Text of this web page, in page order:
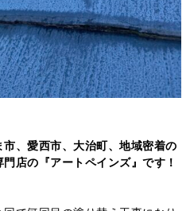
、愛西市、大治町、地域密着の
店の『アートペインズ』です！